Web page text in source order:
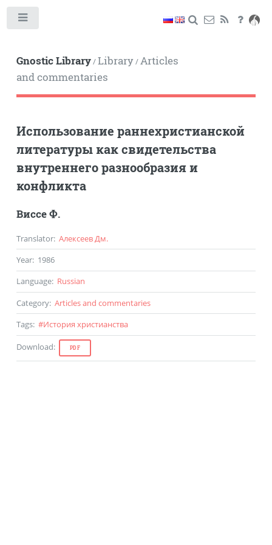
Gnostic Library/Library/Articles
and commentaries
Использование раннехристианской
литературы как свидетельства
внутреннего разнообразия и
конфликта
Виссе Ф.
Translator: Алексеев Дм.
Year: 1986
Language: Russian
Category: Articles and commentaries
Tags: #История христианства
Download: PDF